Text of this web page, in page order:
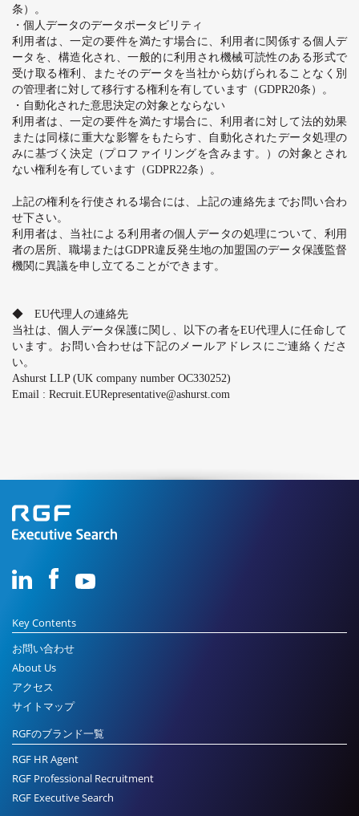
条）。
・個人データのデータポータビリティ
利用者は、一定の要件を満たす場合に、利用者に関係する個人デ
ータを、構造化され、一般的に利用され機械可読性のある形式で
受け取る権利、またそのデータを当社から妨げられることなく別
の管理者に対して移行する権利を有しています（GDPR20条）。
・自動化された意思決定の対象とならない
利用者は、一定の要件を満たす場合に、利用者に対して法的効果
または同様に重大な影響をもたらす、自動化されたデータ処理の
みに基づく決定（プロファイリングを含みます。）の対象とされ
ない権利を有しています（GDPR22条）。
上記の権利を行使される場合には、上記の連絡先までお問い合わ
せ下さい。
利用者は、当社による利用者の個人データの処理について、利用
者の居所、職場またはGDPR違反発生地の加盟国のデータ保護監督
機関に異議を申し立てることができます。
◆ EU代理人の連絡先
当社は、個人データ保護に関し、以下の者をEU代理人に任命して
います。お問い合わせは下記のメールアドレスにご連絡くださ
い。
Ashurst LLP (UK company number OC330252)
Email : Recruit.EURepresentative@ashurst.com
Key Contents
お問い合わせ
About Us
アクセス
サイトマップ
RGFのブランド一覧
RGF HR Agent
RGF Professional Recruitment
RGF Executive Search